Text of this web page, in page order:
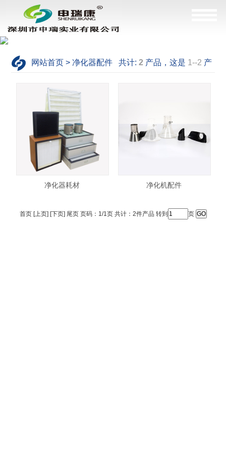
网站首页 > 净化器配件 共计:2 产品，这是 1--2 产
净化器耗材 净化机配件
首页 [上页] [下页] 尾页 页码：1/1页 共计：2件产品 转到 页